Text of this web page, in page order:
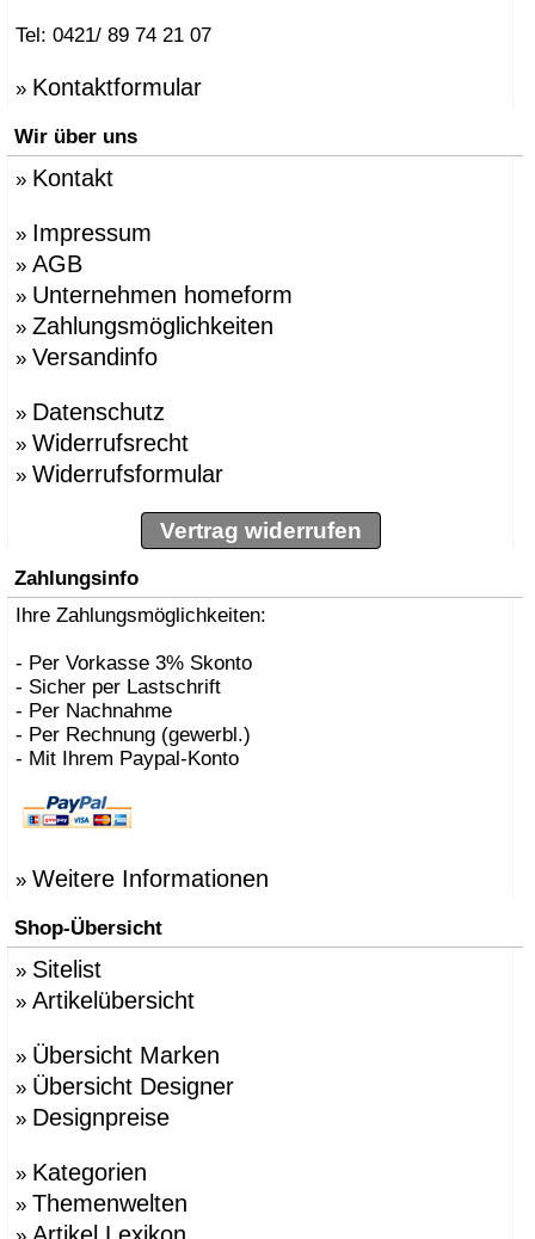
Tel: 0421/ 89 74 21 07
» Kontaktformular
Wir über uns
» Kontakt
» Impressum
» AGB
» Unternehmen homeform
» Zahlungsmöglichkeiten
» Versandinfo
» Datenschutz
» Widerrufsrecht
» Widerrufsformular
Vertrag widerrufen
Zahlungsinfo
Ihre Zahlungsmöglichkeiten:
- Per Vorkasse 3% Skonto
- Sicher per Lastschrift
- Per Nachnahme
- Per Rechnung (gewerbl.)
- Mit Ihrem Paypal-Konto
» Weitere Informationen
Shop-Übersicht
» Sitelist
» Artikelübersicht
» Übersicht Marken
» Übersicht Designer
» Designpreise
» Kategorien
» Themenwelten
Artikel Lexikon